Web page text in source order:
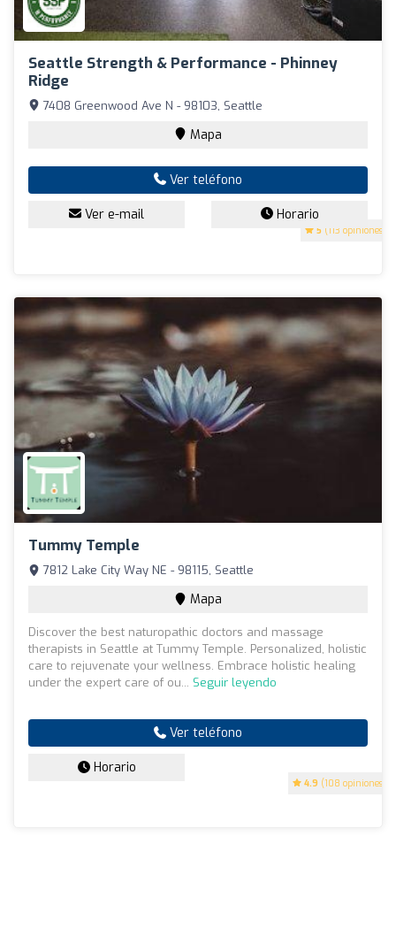
Seattle Strength & Performance - Phinney
Ridge
5 (113 opiniones)
7408 Greenwood Ave N - 98103, Seattle
Mapa
Ver teléfono
Ver e-mail Horario
Tummy Temple
4.9 (108 opiniones)
7812 Lake City Way NE - 98115, Seattle
Mapa
Discover the best naturopathic doctors and massage
therapists in Seattle at Tummy Temple. Personalized, holistic
care to rejuvenate your wellness. Embrace holistic healing
under the expert care of ou... Seguir leyendo
Ver teléfono
Horario